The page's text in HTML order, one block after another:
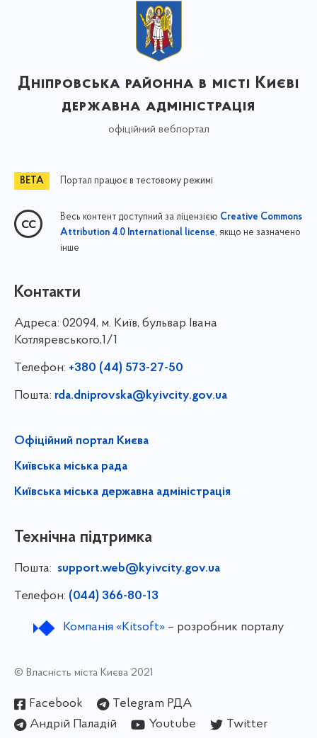
Дніпровська районна в місті Києві
державна адміністрація
офіційний вебпортал
Портал працює в тестовому режимі
Весь контент доступний за ліцензією Creative Commons
Attribution 4.0 International license, якщо не зазначено
інше
Контакти
Адреса: 02094, м. Київ, бульвар Івана
Котляревського,1/1
Телефон: +380 (44) 573-27-50
Пошта: rda.dniprovska@kyivcity.gov.ua
Офіційний портал Києва
Київська міська рада
Київська міська державна адміністрація
Технічна підтримка
Пошта: support.web@kyivcity.gov.ua
Телефон: (044) 366-80-13
Компанія «Kitsoft»– розробник порталу
© Власність міста Києва 2021
Facebook
Telegram РДА
Андрій Паладій
Youtube Twitter